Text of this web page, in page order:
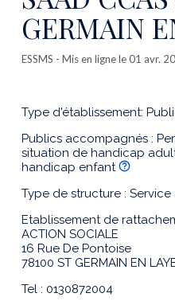
GERMAIN
ESSMS - Mis en ligne le 01 avr.
Type d'établissement:
Publics accompagnés :
situation de handicap
handicap enfant
Type de structure :
Etablissement de
ACTION SOCIALE
16 Rue De Pontoise
78100 ST GERMAIN EN
Tel : 0130872004